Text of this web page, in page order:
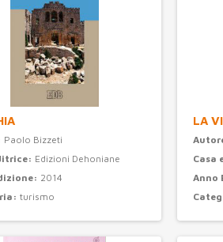
Paolo Bizzeti
Edizioni Dehoniane
2014
turismo
LA
Casa
Anno